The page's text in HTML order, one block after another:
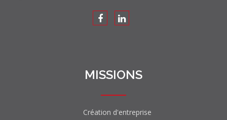
MISSIONS
Création d'entreprise